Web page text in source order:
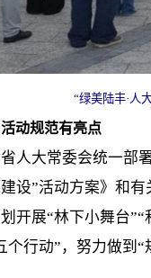
“绿美陆丰·人
动规范有亮点
人大常委会统一部
设”活动方案》和
开展“林下小舞台
个行动”，努力做到